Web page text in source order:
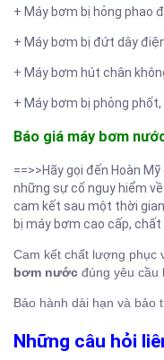
+ Máy bơm bị hỏng phao
+ Máy bơm bị đứt dây
+ Máy bơm hút chân
+ Máy bơm bị phỏng
Báo giá máy bơm
==>>Hãy gọi đến Hoàn
những sự cố nguy hiểm
cam kết sau một thời
bị máy bơm cao cấp,
Cam kết chất lượng phục
bơm nước đúng yêu cầu
Bảo hành dài hạn và bảo
Những câu hỏi